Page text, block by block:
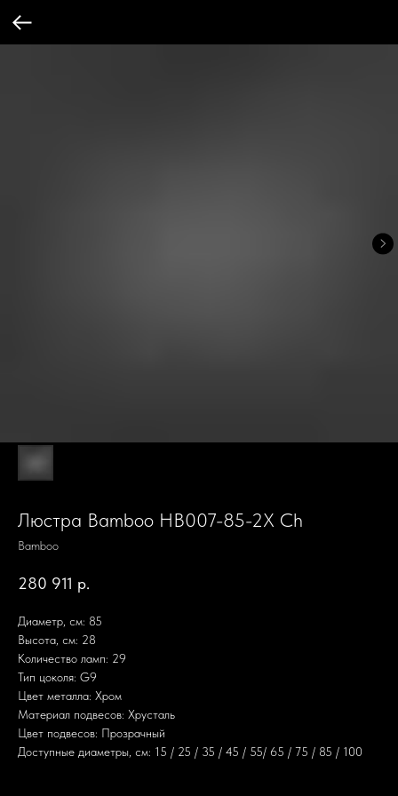
Люстра Bamboo HB007-85-2X Ch
Bamboo
280 911 р.
Диаметр, см: 85
Высота, см: 28
Количество ламп: 29
Тип цоколя: G9
Цвет металла: Хром
Материал подвесов: Хрусталь
Цвет подвесов: Прозрачный
Доступные диаметры, см: 15 / 25 / 35 / 45 / 55/ 65 / 75 / 85 / 100